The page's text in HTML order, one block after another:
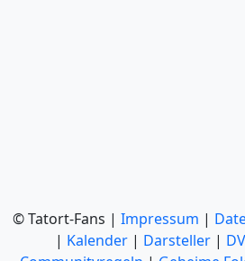
© Tatort-Fans | Impressum |
| Kalender | Darsteller |